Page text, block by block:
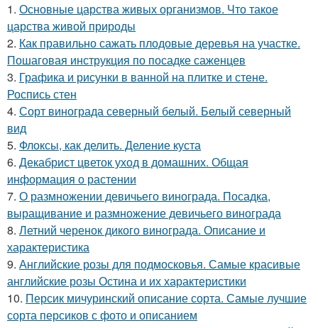
1. Основные царства живых организмов. Что такое
царства живой природы
2. Как правильно сажать плодовые деревья на участке.
Пошаговая инструкция по посадке саженцев
3. Графика и рисунки в ванной на плитке и стене.
Роспись стен
4. Сорт винограда северный белый. Белый северный
вид
5. Флоксы, как делить. Деление куста
6. Декабрист цветок уход в домашних. Общая
информация о растении
7. О размножении девичьего винограда. Посадка,
выращивание и размножение девичьего винограда
8. Летний черенок дикого винограда. Описание и
характеристика
9. Английские розы для подмосковья. Самые красивые
английские розы Остина и их характеристики
10. Персик мичуринский описание сорта. Самые лучшие
сорта персиков с фото и описанием